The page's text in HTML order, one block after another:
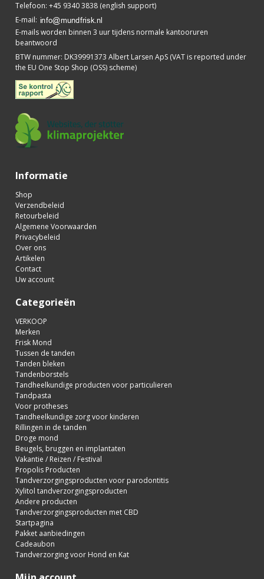
Telefoon: +45 9340 3838 (english support)
E-mail:
E-mails worden binnen 3 uur tijdens normale kantooruren
beantwoord
BTW nummer: DK39991373 Albert Larsen ApS (VAT is reported under
the EU One Stop Shop (OSS) scheme)
Informatie
Shop
Verzendbeleid
Retourbeleid
Algemene Voorwaarden
Privacybeleid
Over ons
Artikelen
Contact
Uw account
Categorieën
VERKOOP
Merken
Frisk Mond
Tussen de tanden
Tanden bleken
Tandenborstels
Tandheelkundige producten voor particulieren
Tandpasta
Voor protheses
Tandheelkundige zorg voor kinderen
Rillingen in de tanden
Droge mond
Beugels, bruggen en implantaten
Vakantie / Reizen / Festival
Propolis Producten
Tandverzorgingsproducten voor parodontitis
Xylitol tandverzorgingsproducten
Andere producten
Tandverzorgingsproducten met CBD
Startpagina
Pakket aanbiedingen
Cadeaubon
Tandverzorging voor Hond en Kat